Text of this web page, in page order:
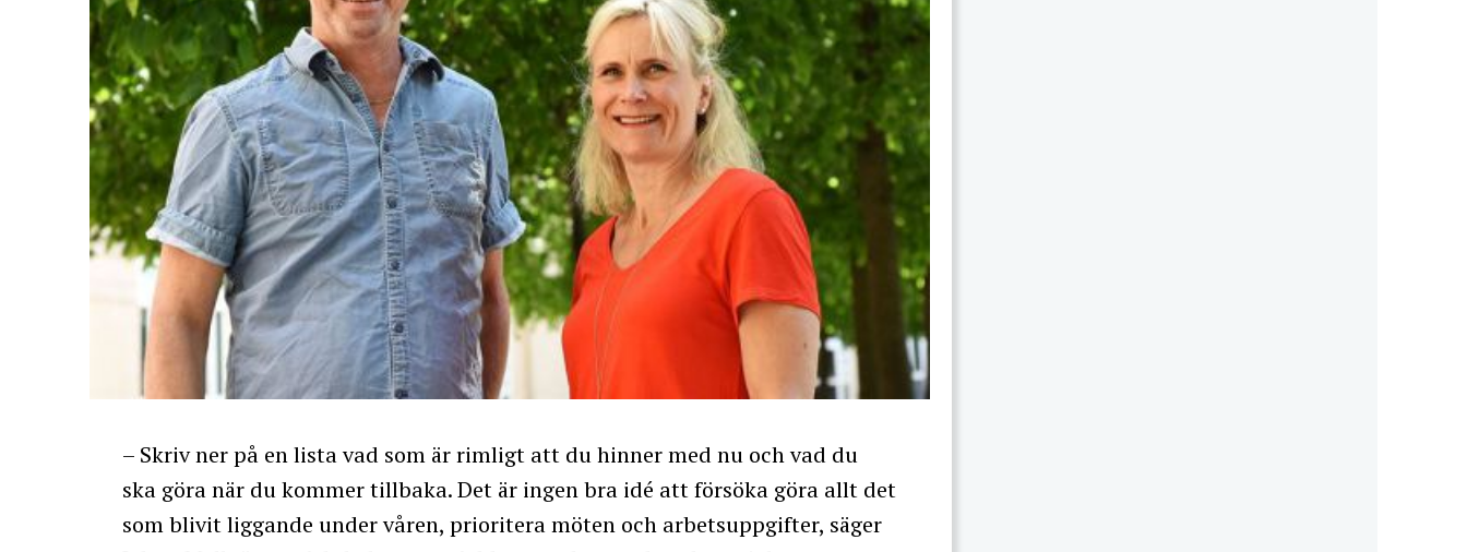
– Skriv ner på en lista vad som är rimligt att du hinner med nu och vad du
ska göra när du kommer tillbaka. Det är ingen bra idé att försöka göra allt det
som blivit liggande under våren, prioritera möten och arbetsuppgifter, säger